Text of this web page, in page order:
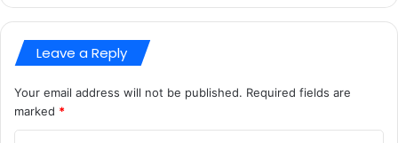
Leave a Reply
Your email address will not be published. Required fields are
marked *